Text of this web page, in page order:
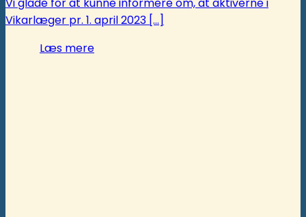
Vikarlæger pr. 1. april 2023 [...]
Læs mere